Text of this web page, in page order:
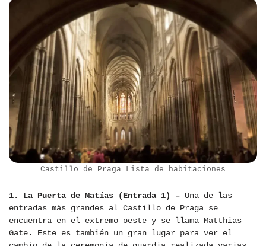
Castillo de Praga Lista de habitaciones
1. La Puerta de Matías (Entrada 1) – Una de las
entradas más grandes al Castillo de Praga se
encuentra en el extremo oeste y se llama Matthias
Gate. Este es también un gran lugar para ver el